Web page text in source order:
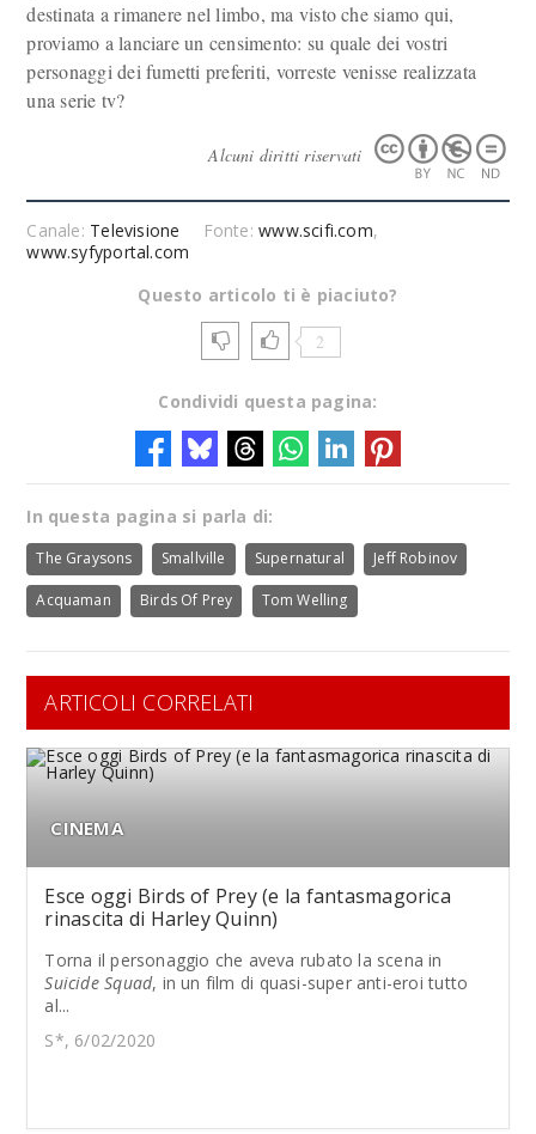
destinata a rimanere nel limbo, ma visto che siamo qui,
proviamo a lanciare un censimento: su quale dei vostri
personaggi dei fumetti preferiti, vorreste venisse realizzata
una serie tv?
Alcuni diritti riservati
Canale: Televisione Fonte:www.scifi.com,
www.syfyportal.com
Questo articolo ti è piaciuto?
2
Condividi questa pagina:
In questa pagina si parla di:
The Graysons Smallville Supernatural Jeff Robinov
Acquaman Birds Of Prey Tom Welling
ARTICOLI CORRELATI
CINEMA
Esce oggi Birds of Prey (e la fantasmagorica
rinascita di Harley Quinn)
Torna il personaggio che aveva rubato la scena in
Suicide Squad, in un film di quasi-super anti-eroi tutto
al...
S*, 6/02/2020